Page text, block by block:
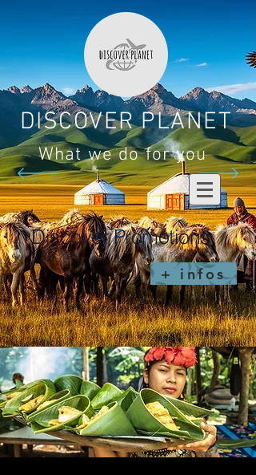
DISCOVER PLANET
What we do for you
Discover Promotions
+ infos